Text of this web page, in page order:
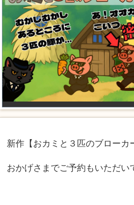
新作【おカミと３匹のブローカ
おかげさまでご予約もいただい